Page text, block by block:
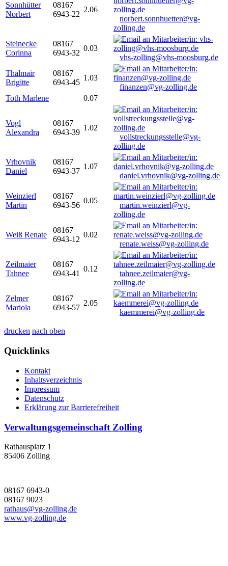
Sonnhütter
Norbert
08167
6943-22
2.06
norbert.sonnhuetter@vg-
zolling.de
Steinecke
Corinna
08167
6943-32
0.03
vhs-zolling@vhs-moosburg.de
Thalmair
Brigitte
08167
6943-45
1.03
finanzen@vg-zolling.de
Toth Marlene
0.07
Vogl
Alexandra
08167
6943-39
1.02
vollstreckungsstelle@vg-
zolling.de
Vrhovnik
Daniel
08167
6943-37
1.07
daniel.vrhovnik@vg-zolling.de
Weinzierl
Martin
08167
6943-56
0.05
martin.weinzierl@vg-
zolling.de
Weiß Renate
08167
6943-12
0.02
renate.weiss@vg-zolling.de
Zeilmaier
Tahnee
08167
6943-41
0.12
tahnee.zeilmaier@vg-
zolling.de
Zelmer
Mariola
08167
6943-57
2.05
kaemmerei@vg-zolling.de
drucken nach oben
Quicklinks
Kontakt
Inhaltsverzeichnis
Impressum
Datenschutz
Erklärung zur Barrierefreiheit
Verwaltungsgemeinschaft Zolling
Rathausplatz 1
85406 Zolling
08167 6943-0
08167 9023
rathaus@vg-zolling.de
www.vg-zolling.de